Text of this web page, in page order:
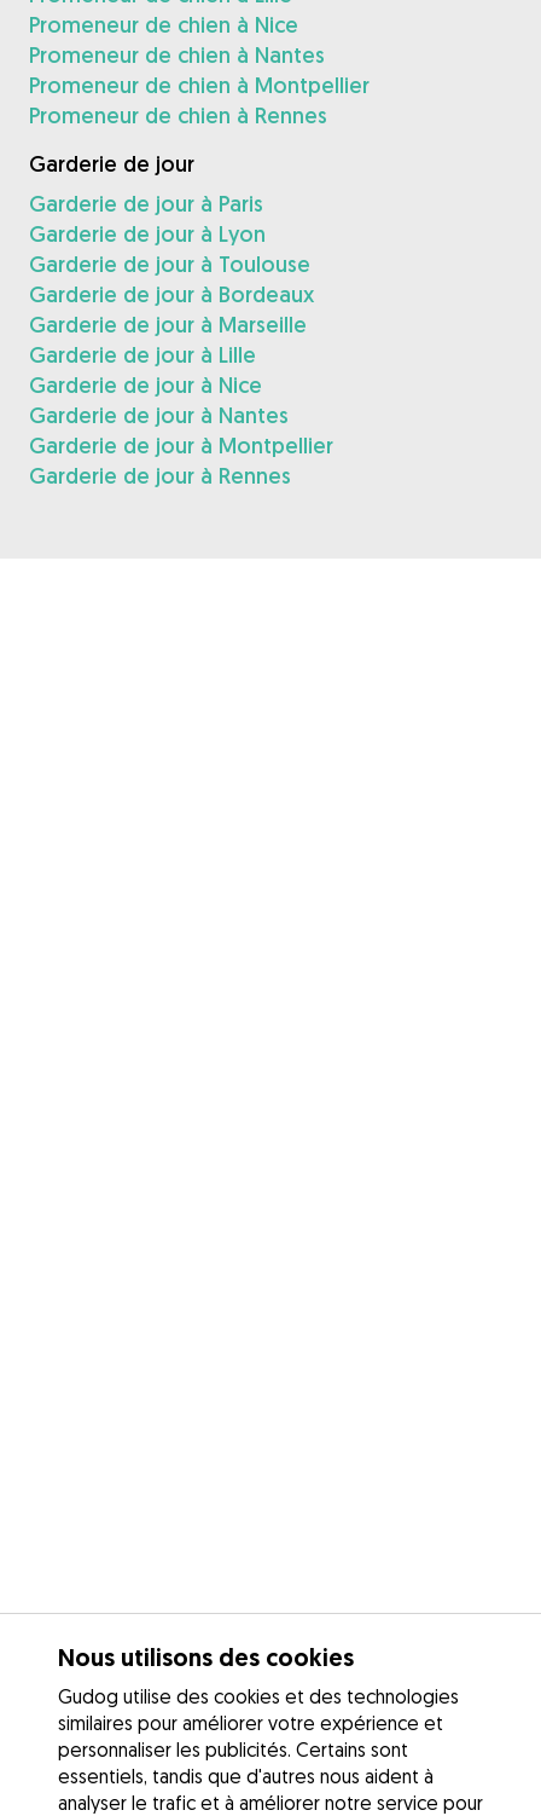
Nous utilisons des cookies
Gudog utilise des cookies et des technologies
similaires pour améliorer votre expérience et
personnaliser les publicités. Certains sont
essentiels, tandis que d'autres nous aident à
analyser le trafic et à améliorer notre service pour
Promeneur de chien à Nice
Promeneur de chien à Nantes
Promeneur de chien à Montpellier
Promeneur de chien à Rennes
Garderie de jour
Garderie de jour à Paris
Garderie de jour à Lyon
Garderie de jour à Toulouse
Garderie de jour à Bordeaux
Garderie de jour à Marseille
Garderie de jour à Lille
Garderie de jour à Nice
Garderie de jour à Nantes
Garderie de jour à Montpellier
Garderie de jour à Rennes